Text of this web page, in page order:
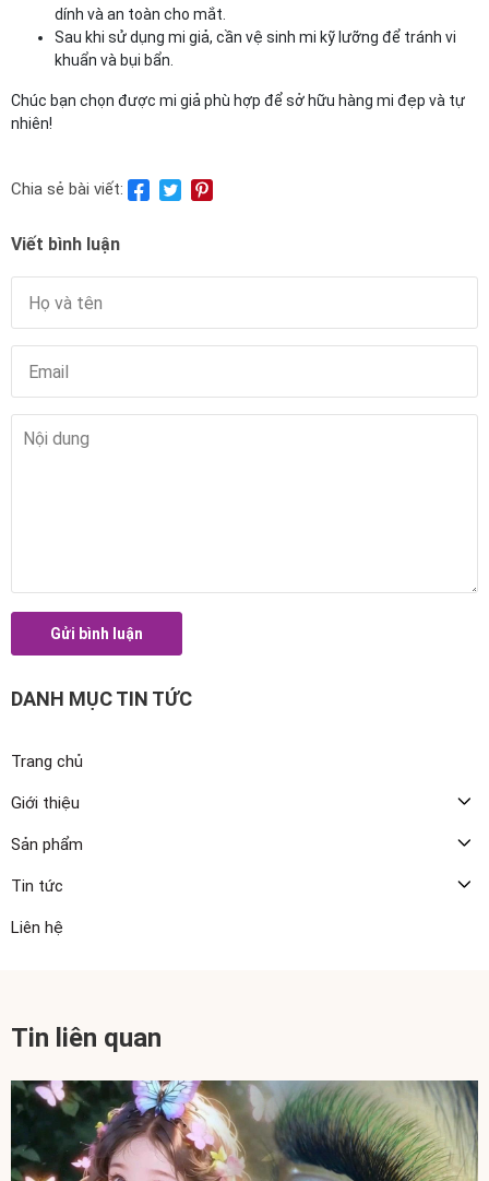
dính và an toàn cho mắt.
Sau khi sử dụng mi giả, cần vệ sinh mi kỹ lưỡng để tránh vi
khuẩn và bụi bẩn.
Chúc bạn chọn được mi giả phù hợp để sở hữu hàng mi đẹp và tự
nhiên!
Chia sẻ bài viết:
Viết bình luận
Gửi bình luận
DANH MỤC TIN TỨC
Trang chủ
Giới thiệu
Sản phẩm
Tin tức
Liên hệ
Tin liên quan
Thứ Ba, 25/11/2025
Khám phá Nghệ Thuật Nối Mi Tự Nhiên Phong Cách Hàn
Quốc